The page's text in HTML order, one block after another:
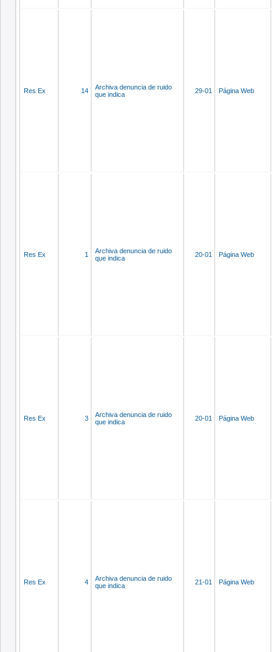
Res Ex 14
Archiva denuncia de ruido
que indica
29-01 Página Web
Res Ex 1
Archiva denuncia de ruido
que indica
20-01 Página Web
Res Ex 3
Archiva denuncia de ruido
que indica
20-01 Página Web
Res Ex 4
Archiva denuncia de ruido
que indica
21-01 Página Web